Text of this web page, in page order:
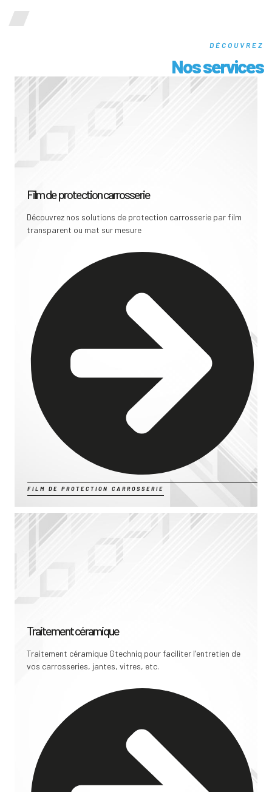
DÉCOUVREZ
Nos services
Film de protection carrosserie
Découvrez nos solutions de protection carrosserie par film
transparent ou mat sur mesure
FILM DE PROTECTION CARROSSERIE
Traitement céramique
Traitement céramique Gtechniq pour faciliter l'entretien de
vos carrosseries, jantes, vitres, etc.